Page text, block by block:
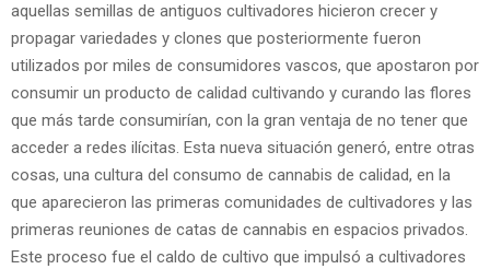
aquellas semillas de antiguos cultivadores hicieron crecer y
propagar variedades y clones que posteriormente fueron
utilizados por miles de consumidores vascos, que apostaron por
consumir un producto de calidad cultivando y curando las flores
que más tarde consumirían, con la gran ventaja de no tener que
acceder a redes ilícitas. Esta nueva situación generó, entre otras
cosas, una cultura del consumo de cannabis de calidad, en la
que aparecieron las primeras comunidades de cultivadores y las
primeras reuniones de catas de cannabis en espacios privados.
Este proceso fue el caldo de cultivo que impulsó a cultivadores